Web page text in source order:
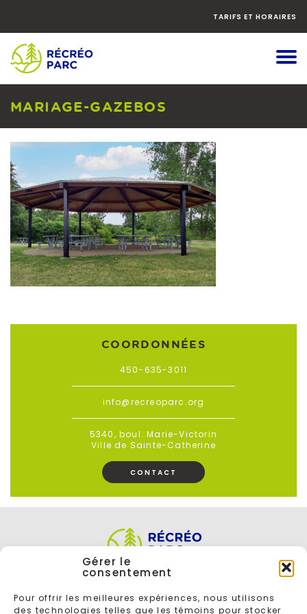
Gérer le
consentement
Pour offrir les meilleures expériences, nous utilisons
des technologies telles que les témoins pour stocker
vers
bas
TARIFS ET HORAIRES
MARIAGE-GAZEBOS
COORDONNÉES
450-635-3011
info@recreoparc.org
5340, boul. Marie-Victorin
Ville de Sainte-Catherine
CONTACT